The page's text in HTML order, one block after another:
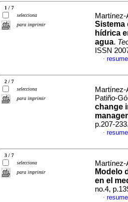
1 / 7
selecciona
para imprimir
Martínez-
Sistema
hídrica
agua.
ISSN
·
2 / 7
selecciona
para imprimir
Martínez-
Patiño-
change
p.207-
·
3 / 7
selecciona
para imprimir
Martínez-
Modelo
en el
no.4,
·